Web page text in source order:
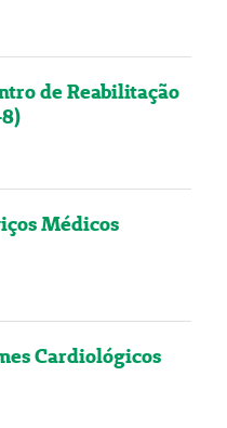
de Reabilitação
Médicos
Cardiológicos